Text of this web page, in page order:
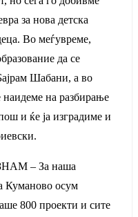
за нова детска
Во меѓувреме,
да се
Шабани, а во
наидеме на разбирање
и ќе ја изградиме и
– За наша
Куманово осум
800 проекти и сите